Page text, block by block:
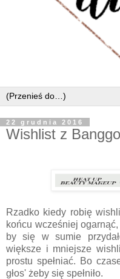
22 grudnia 2016
Wishlist z
Rzadko kiedy robię
końcu wcześniej
by się w sumie
większe i mniejsze
prostu spełniać. Bo
głos' żeby się spełniło.